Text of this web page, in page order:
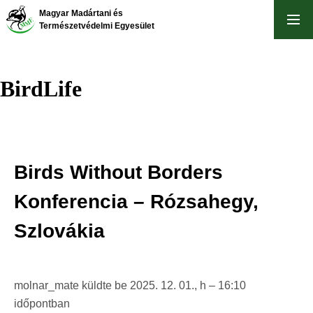
Ugrás
Magyar Madártani és
Természetvédelmi Egyesület
BirdLife
Birds Without Borders
Konferencia – Rózsahegy,
Szlovákia
molnar_mate küldte be 2025. 12. 01., h – 16:10
időpontban